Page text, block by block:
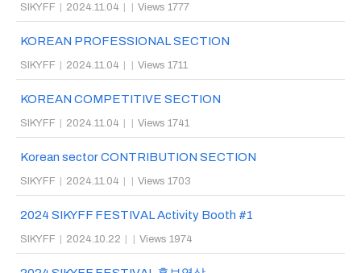
SIKYFF | 2024.11.04 | | Views 1777
KOREAN PROFESSIONAL SECTION
SIKYFF | 2024.11.04 | | Views 1711
KOREAN COMPETITIVE SECTION
SIKYFF | 2024.11.04 | | Views 1741
Korean sector CONTRIBUTION SECTION
SIKYFF | 2024.11.04 | | Views 1703
2024 SIKYFF FESTIVAL Activity Booth #1
SIKYFF | 2024.10.22 | | Views 1974